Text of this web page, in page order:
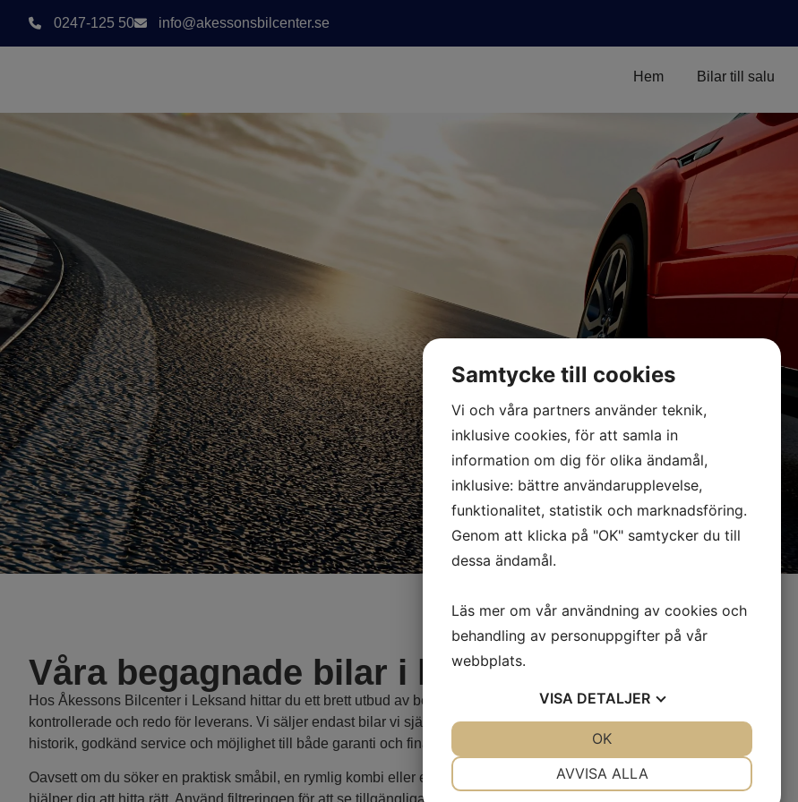
0247-125 50 info@akessonsbilcenter.se
Hem Bilar till salu
Våra begagnade bilar i lager
Hos Åkessons Bilcenter i Leksand hittar du ett brett utbud av begagnade bilar – alla noggrant
kontrollerade och redo för leverans. Vi säljer endast bilar vi själva kan stå för. Det betyder tydlig
historik, godkänd service och möjlighet till både garanti och finansiering.
Oavsett om du söker en praktisk småbil, en rymlig kombi eller en transportbil till företaget – vi
hjälper dig att hitta rätt. Använd filtreringen för att se tillgängliga modeller, årsmodeller och
Samtycke till cookies
Vi och våra partners använder teknik,
inklusive cookies, för att samla in
information om dig för olika ändamål,
inklusive: bättre användarupplevelse,
funktionalitet, statistik och marknadsföring.
Genom att klicka på "OK" samtycker du till
dessa ändamål.
Läs mer om vår användning av cookies och
behandling av personuppgifter på vår
webbplats.
VISA DETALJER
AVVISA ALLA
OK